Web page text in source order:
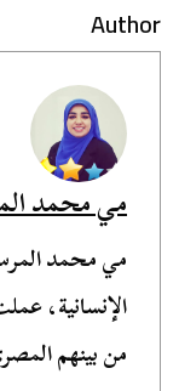
Author
مي محمد
مي محمد
الإنسانية،
من بينهم